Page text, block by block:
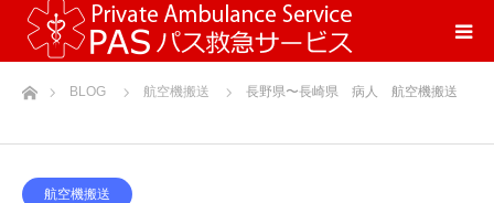
ホームBLOG 航空機搬送 長野県〜長崎県 病人 航空機搬送
航空機搬送